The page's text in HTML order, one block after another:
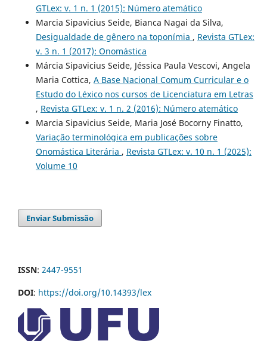
GTLex: v. 1 n. 1 (2015): Número atemático
Marcia Sipavicius Seide, Bianca Nagai da Silva,
Desigualdade de gênero na toponímia , Revista GTLex:
v. 3 n. 1 (2017): Onomástica
Márcia Sipavicius Seide, Jéssica Paula Vescovi, Angela
Maria Cottica, A Base Nacional Comum Curricular e o
Estudo do Léxico nos cursos de Licenciatura em Letras
, Revista GTLex: v. 1 n. 2 (2016): Número atemático
Marcia Sipavicius Seide, Maria José Bocorny Finatto,
Variação terminológica em publicações sobre
Onomástica Literária , Revista GTLex: v. 10 n. 1 (2025):
Volume 10
Enviar Submissão
ISSN: 2447-9551
DOI: https://doi.org/10.14393/lex